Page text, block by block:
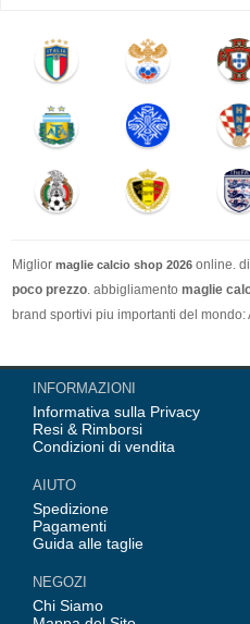
Miglior maglie calcio shop 2026 online.
poco prezzo . abbigliamento maglie
brand sportivi piu importanti del mondo:
Nel nostro negozio trovi le calcio
Italia, Germania, Spagna, Argentina,
delle squadre italiane (Juventus, AC
Team(Barcellona, Real Madrid, Bayern
INFORMAZIONI
Informativa sulla Privacy
Resi & Rimborsi
Condizioni di vendita
AIUTO
Spedizione
Pagamenti
Guida alle taglie
NEGOZI
Chi Siamo